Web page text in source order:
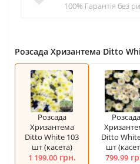
100% Гарантія без
Розсада Хризантема Ditto
Розсада
Хризантема
Ditto White 103
шт (касета)
1 199.00грн.
Розсада
Ditto
шт
799.99